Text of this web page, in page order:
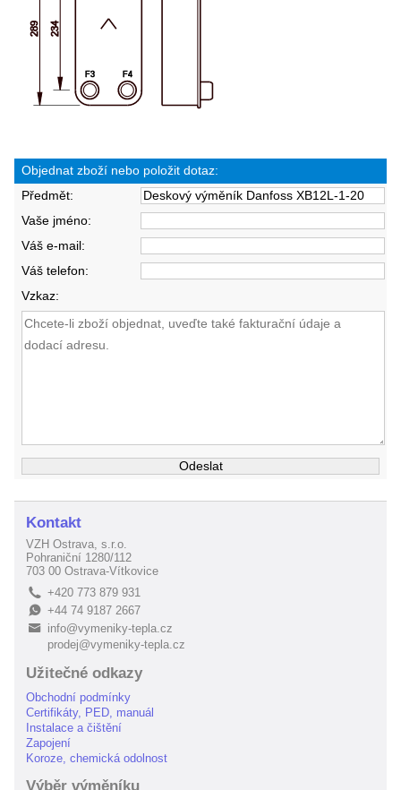
Objednat zboží nebo položit dotaz:
Předmět:
Vaše jméno:
Váš e-mail:
Váš telefon:
Vzkaz:
Kontakt
VZH Ostrava, s.r.o.
Pohraniční 1280/112
703 00 Ostrava-Vítkovice
L +420 773 879 931
E+44 74 9187 2667
B
info@vymeniky-tepla.cz
prodej@vymeniky-tepla.cz
Užitečné odkazy
Obchodní podmínky
Certifikáty, PED, manuál
Instalace a čištění
Zapojení
Koroze, chemická odolnost
Výběr výměníku